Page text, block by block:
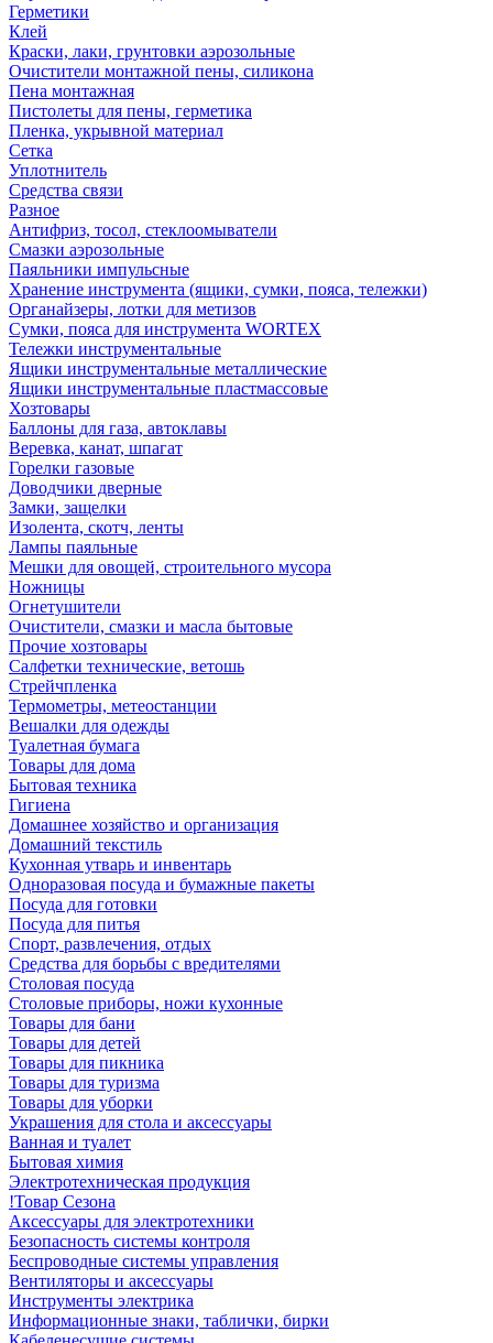
Герметики
Клей
Краски, лаки, грунтовки аэрозольные
Очистители монтажной пены, силикона
Пена монтажная
Пистолеты для пены, герметика
Пленка, укрывной материал
Сетка
Уплотнитель
Средства связи
Разное
Антифриз, тосол, стеклоомыватели
Смазки аэрозольные
Паяльники импульсные
Хранение инструмента (ящики, сумки, пояса, тележки)
Органайзеры, лотки для метизов
Сумки, пояса для инструмента WORTEX
Тележки инструментальные
Ящики инструментальные металлические
Ящики инструментальные пластмассовые
Хозтовары
Баллоны для газа, автоклавы
Веревка, канат, шпагат
Горелки газовые
Доводчики дверные
Замки, защелки
Изолента, скотч, ленты
Лампы паяльные
Мешки для овощей, строительного мусора
Ножницы
Огнетушители
Очистители, смазки и масла бытовые
Прочие хозтовары
Салфетки технические, ветошь
Стрейчпленка
Термометры, метеостанции
Вешалки для одежды
Туалетная бумага
Товары для дома
Бытовая техника
Гигиена
Домашнее хозяйство и организация
Домашний текстиль
Кухонная утварь и инвентарь
Одноразовая посуда и бумажные пакеты
Посуда для готовки
Посуда для питья
Спорт, развлечения, отдых
Средства для борьбы с вредителями
Столовая посуда
Столовые приборы, ножи кухонные
Товары для бани
Товары для детей
Товары для пикника
Товары для туризма
Товары для уборки
Украшения для стола и аксессуары
Ванная и туалет
Бытовая химия
Электротехническая продукция
!Товар Сезона
Аксессуары для электротехники
Безопасность системы контроля
Беспроводные системы управления
Вентиляторы и аксессуары
Инструменты электрика
Информационные знаки, таблички, бирки